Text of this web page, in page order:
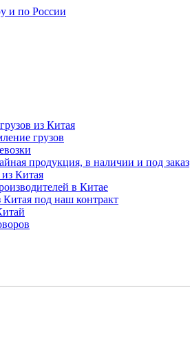
из Китая
грузов
продукция, в наличии и под заказ
из Китая
в Китае
Китая под наш контракт